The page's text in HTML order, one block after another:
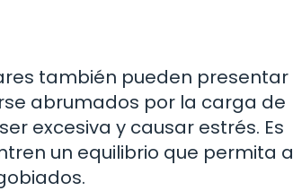
también pueden presentar
abrumados por la carga de
excesiva y causar estrés. Es
un equilibrio que permita a